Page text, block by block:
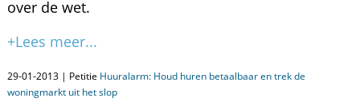
over de wet.
+Lees meer...
29-01-2013 | Petitie Huuralarm: Houd huren betaalbaar en trek de
woningmarkt uit het slop